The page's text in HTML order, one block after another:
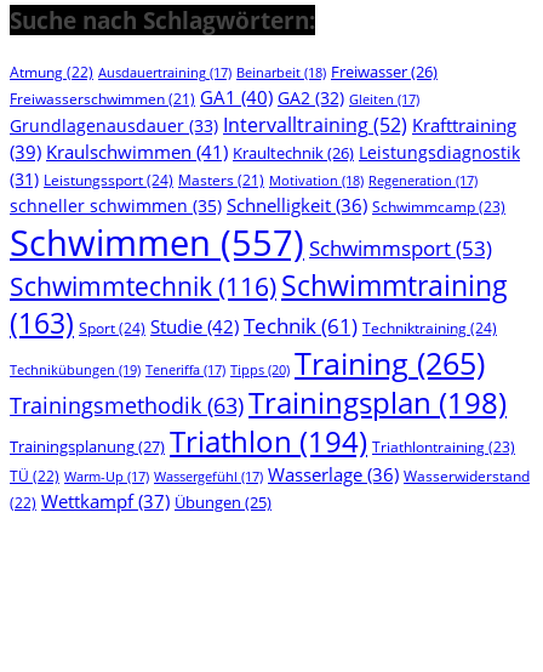
Suche nach Schlagwörtern:
Atmung(22) Ausdauertraining (17) Beinarbeit (18) Freiwasser(26)
Freiwasserschwimmen (21) GA1 (40) GA2 (32) Gleiten (17)
Grundlagenausdauer (33) Intervalltraining(52) Krafttraining
(39) Kraulschwimmen (41) Kraultechnik(26) Leistungsdiagnostik
(31) Leistungssport(24) Masters (21) Motivation (18) Regeneration (17)
schneller schwimmen (35) Schnelligkeit (36) Schwimmcamp(23)
Schwimmen (557) Schwimmsport(53)
Schwimmtechnik(116)Schwimmtraining
(163) Sport(24) Studie (42) Technik(61) Techniktraining(24)
Technikübungen (19) Teneriffa (17) Tipps (20) Training (265)
Trainingsmethodik (63)Trainingsplan (198)
Trainingsplanung(27) Triathlon (194) Triathlontraining(23)
TÜ (22) Warm-Up (17) Wassergefühl (17) Wasserlage (36) Wasserwiderstand
(22) Wettkampf(37) Übungen (25)